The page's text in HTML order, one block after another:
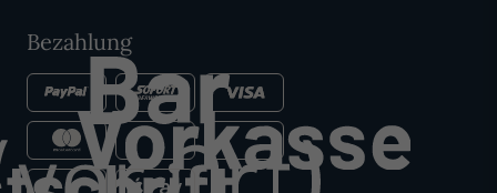
Bezahlung